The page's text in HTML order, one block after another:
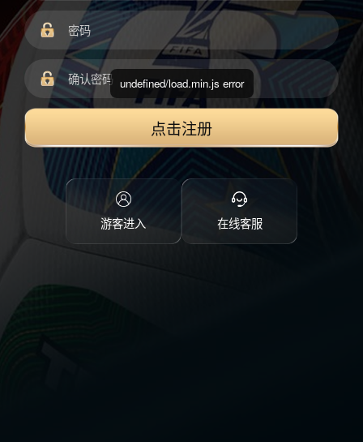
点击注册
游客进入 在线客服
undefined/load.min.js error